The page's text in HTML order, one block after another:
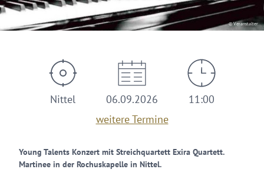
© Veranstalter
Nittel
06.09.2026
weitere Termine
11:00
Young Talents Konzert mit Streichquartett Exira Quartett.
Martinee in der Rochuskapelle in Nittel.